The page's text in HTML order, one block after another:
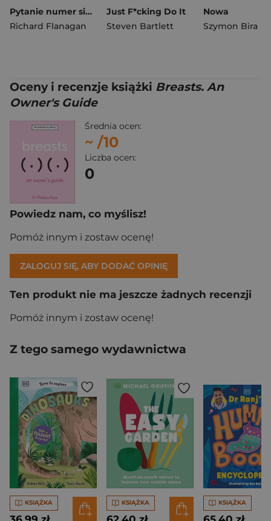
Pytanie numer siedem
Richard Flanagan
Just F*cking Do It
Steven Bartlett
Nowa
Szymon Bira
Oceny i recenzje książki Breasts. An
Owner's Guide
Średnia ocen:
~ /10
Liczba ocen:
0
Powiedz nam, co myślisz!
Pomóż innym i zostaw ocenę!
ZALOGUJ SIĘ, ABY DODAĆ OPINIĘ
Ten produkt nie ma jeszcze żadnych recenzji
Pomóż innym i zostaw ocenę!
Z tego samego wydawnictwa
KSIĄŻKA KSIĄŻKA KSIĄŻKA